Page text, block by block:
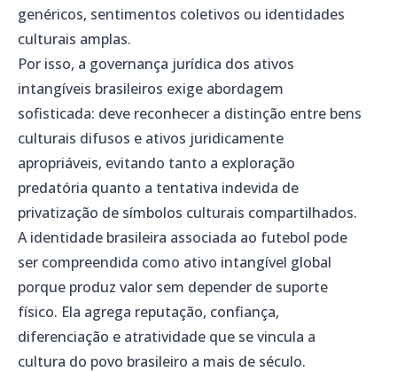
genéricos, sentimentos coletivos ou identidades
culturais amplas.
Por isso, a governança jurídica dos ativos
intangíveis brasileiros exige abordagem
sofisticada: deve reconhecer a distinção entre bens
culturais difusos e ativos juridicamente
apropriáveis, evitando tanto a exploração
predatória quanto a tentativa indevida de
privatização de símbolos culturais compartilhados.
A identidade brasileira associada ao futebol pode
ser compreendida como ativo intangível global
porque produz valor sem depender de suporte
físico. Ela agrega reputação, confiança,
diferenciação e atratividade que se vincula a
cultura do povo brasileiro a mais de século.